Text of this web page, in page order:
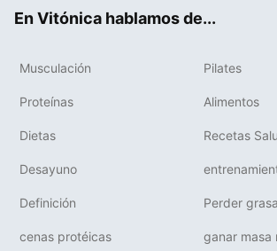
En Vitónica hablamos de...
Musculación Pilates
Proteínas Alimentos
Dietas Recetas
Desayuno
Definición Perder grasa
cenas protéicas ganar masa